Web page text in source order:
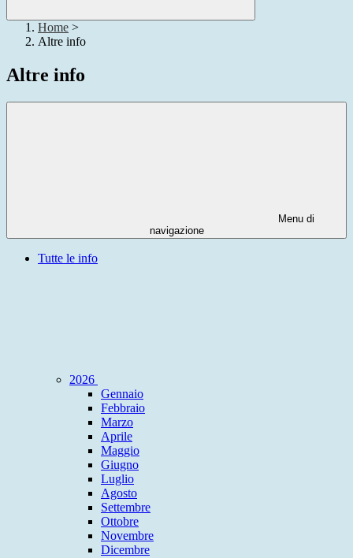
Home >
Altre info
Altre info
Menu di
navigazione
Tutte le info
2026
Gennaio
Febbraio
Marzo
Aprile
Maggio
Giugno
Luglio
Agosto
Settembre
Ottobre
Novembre
Dicembre